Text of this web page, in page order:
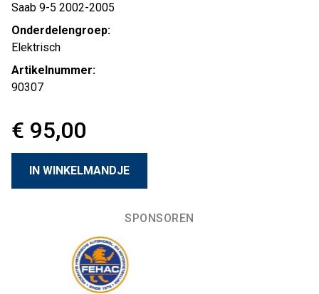
Saab 9-5 2002-2005
Onderdelengroep:
Elektrisch
Artikelnummer:
90307
€ 95,00
SPONSOREN